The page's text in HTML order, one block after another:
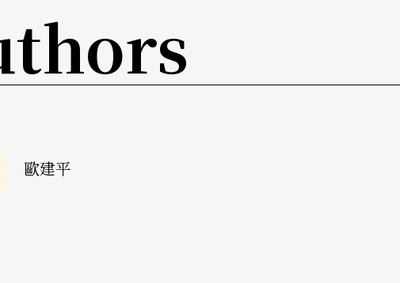
多少找到了徵結所在。正是這些無聲無息，卻眞實可信的鏡
端之際的悲哀。在張藝謀、陳其鋼這些雖然見過些世面、得過
意的「舞台劇」中一群可憐的「活道具」！深信舞蹈這種全然
剛等人所希望看到的。可以想像，倘若新世紀，傑利．季里
歐建平